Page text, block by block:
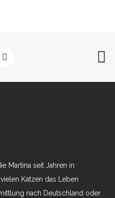
Martina seit Jahren in
Katzen das Leben
nach Deutschland oder